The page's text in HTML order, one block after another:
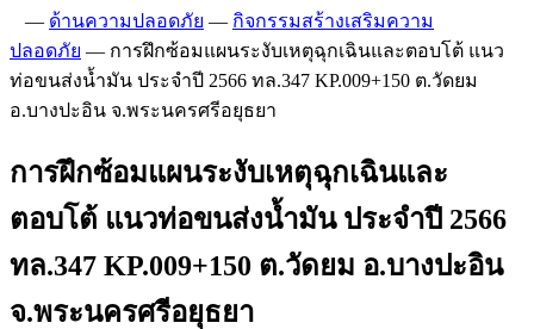
— ด้านความปลอดภัย — กิจกรรมสร้างเสริมความ
ปลอดภัย — การฝึกซ้อมแผนระงับเหตุฉุกเฉินและตอบโต้ แนว
ท่อขนส่งน้ำมัน ประจำปี 2566 ทล.347 KP.009+150 ต.วัดยม
อ.บางปะอิน จ.พระนครศรีอยุธยา
การฝึกซ้อมแผนระงับเหตุฉุกเฉินและ
ตอบโต้ แนวท่อขนส่งน้ำมัน ประจำปี 2566
ทล.347 KP.009+150 ต.วัดยม อ.บางปะอิน
จ.พระนครศรีอยุธยา